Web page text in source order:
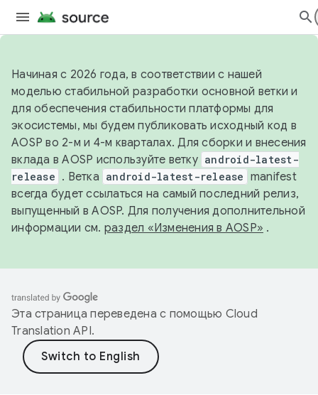
Начиная с 2026 года, в соответствии с нашей
моделью стабильной разработки основной ветки и
для обеспечения стабильности платформы для
экосистемы, мы будем публиковать исходный код в
AOSP во 2-м и 4-м кварталах. Для сборки и внесения
вклада в AOSP используйте ветку android-latest-
release . Ветка android-latest-release manifest
всегда будет ссылаться на самый последний релиз,
выпущенный в AOSP. Для получения дополнительной
информации см. раздел «Изменения в AOSP» .
Эта страница переведена с помощью Cloud
Translation API.